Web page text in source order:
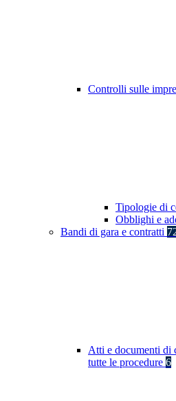
Controlli sulle
Tipologie di
Obblighi e
Bandi di gara e contratti
Atti e documenti di
tutte le procedure 6